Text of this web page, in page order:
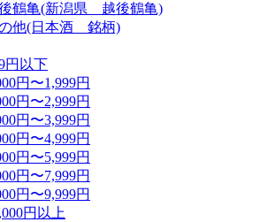
鶴亀(新潟県 越後鶴亀)
他(日本酒 銘柄)
円以下
円〜1,999円
円〜2,999円
円〜3,999円
円〜4,999円
円〜5,999円
円〜7,999円
円〜9,999円
円以上